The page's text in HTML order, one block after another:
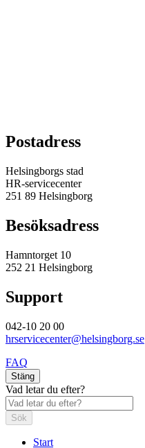
Postadress
Helsingborgs stad
HR-servicecenter
251 89 Helsingborg
Besöksadress
Hamntorget 10
252 21 Helsingborg
Support
042-10 20 00
hrservicecenter@helsingborg.se
FAQ
Stäng
Vad letar du efter?
Sök
Start